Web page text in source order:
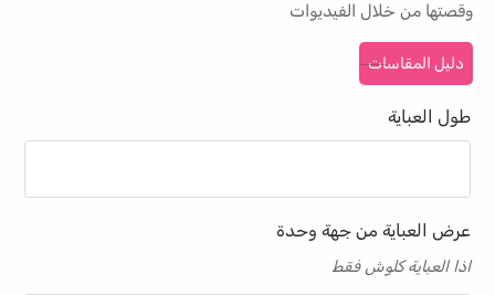
وقصتها من خلال الفيديوات
دليل المقاسات
طول العباية
عرض العباية من جهة وحدة
اذا العباية كلوش فقط